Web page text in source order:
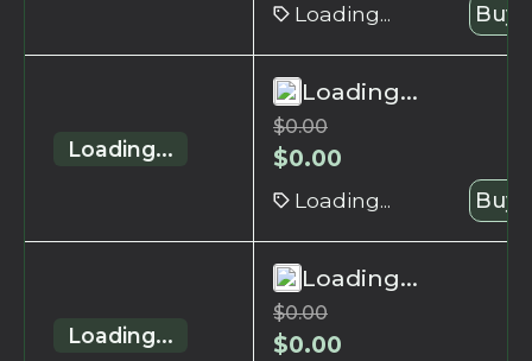
Loading... Buy
Loading...
Loading...
$0.00
$0.00
Loading... Buy
Loading...
Loading...
$0.00
$0.00